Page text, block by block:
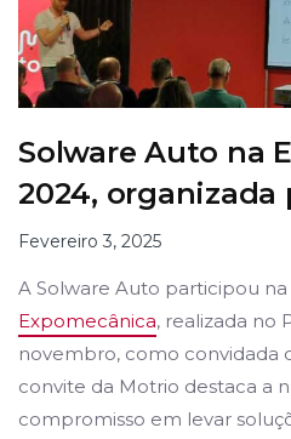
Solware Auto na
2024, organizada
Fevereiro 3, 2025
A Solware Auto participou
Expomecânica, realizada no
novembro, como convidada
convite da Motrio destaca a
compromisso em levar